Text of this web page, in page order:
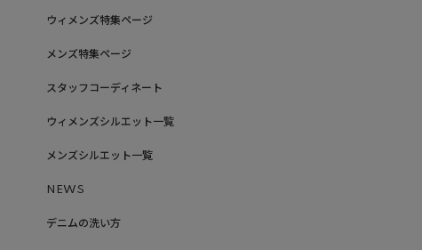
ウィメンズ特集ページ
メンズ特集ページ
スタッフコーディネート
ウィメンズシルエット一覧
メンズシルエット一覧
NEWS
デニムの洗い方